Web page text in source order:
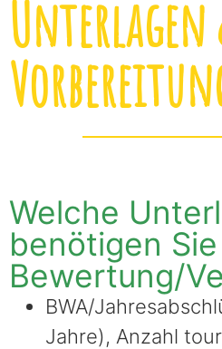
Unterlagen
Welche
benötigen
Bewertung/
BWA/
Jahre), Anzahl